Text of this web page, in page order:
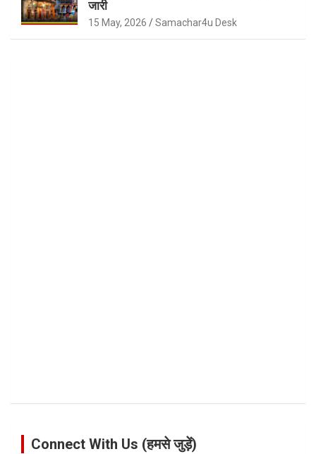
जारी
15 May, 2026 Samachar4u Desk
Connect With Us (हमसे जुड़ें)